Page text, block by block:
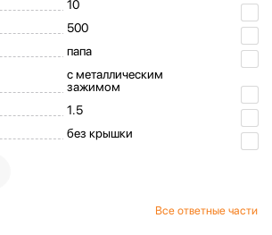
10
500
папа
с металлическим
зажимом
1.5
без крышки
Все ответные части